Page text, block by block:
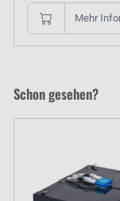
Mehr
Schon gesehen?